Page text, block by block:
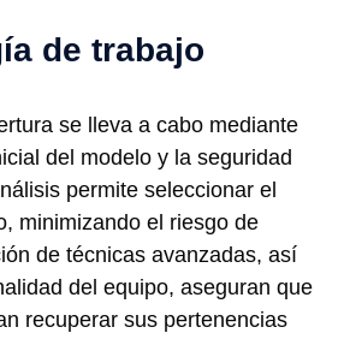
de trabajo
se lleva a cabo mediante
del modelo y la seguridad
permite seleccionar el
minimizando el riesgo de
de técnicas avanzadas, así
del equipo, aseguran que
recuperar sus pertenencias